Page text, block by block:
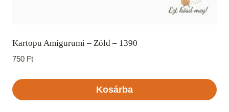
Kartopu Amigurumi – Zöld – 1390
750 Ft
Kosárba